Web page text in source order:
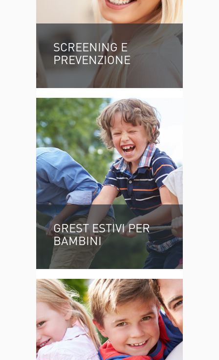
SCREENING E
PREVENZIONE
GREST ESTIVI PER
BAMBINI